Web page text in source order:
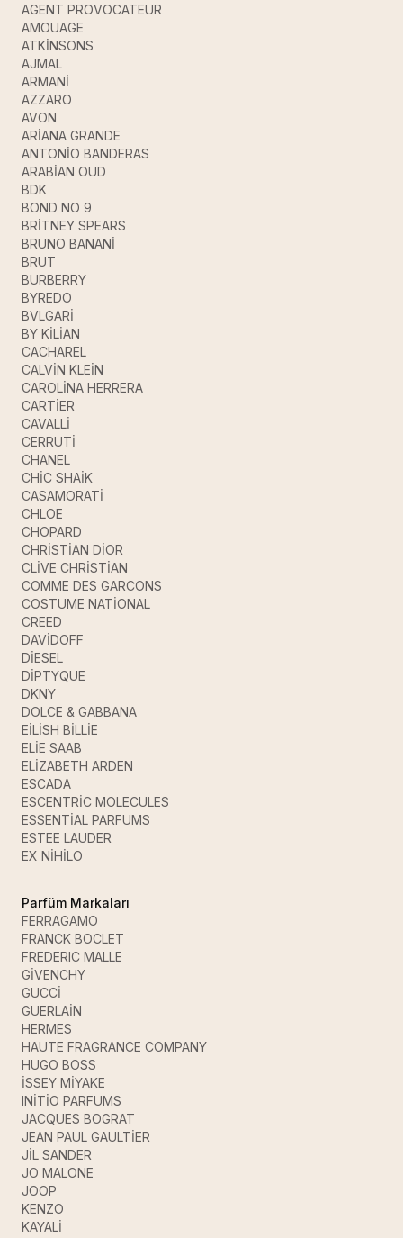
AGENT PROVOCATEUR
AMOUAGE
ATKİNSONS
AJMAL
ARMANİ
AZZARO
AVON
ARİANA GRANDE
ANTONİO BANDERAS
ARABİAN OUD
BDK
BOND NO 9
BRİTNEY SPEARS
BRUNO BANANİ
BRUT
BURBERRY
BYREDO
BVLGARİ
BY KİLİAN
CACHAREL
CALVİN KLEİN
CAROLİNA HERRERA
CARTİER
CAVALLİ
CERRUTİ
CHANEL
CHİC SHAİK
CASAMORATİ
CHLOE
CHOPARD
CHRİSTİAN DİOR
CLİVE CHRİSTİAN
COMME DES GARCONS
COSTUME NATİONAL
CREED
DAVİDOFF
DİESEL
DİPTYQUE
DKNY
DOLCE & GABBANA
EİLİSH BİLLİE
ELİE SAAB
ELİZABETH ARDEN
ESCADA
ESCENTRİC MOLECULES
ESSENTİAL PARFUMS
ESTEE LAUDER
EX NİHİLO
Parfüm Markaları
FERRAGAMO
FRANCK BOCLET
FREDERIC MALLE
GİVENCHY
GUCCİ
GUERLAİN
HERMES
HAUTE FRAGRANCE COMPANY
HUGO BOSS
İSSEY MİYAKE
INİTİO PARFUMS
JACQUES BOGRAT
JEAN PAUL GAULTİER
JİL SANDER
JO MALONE
JOOP
KENZO
KAYALİ